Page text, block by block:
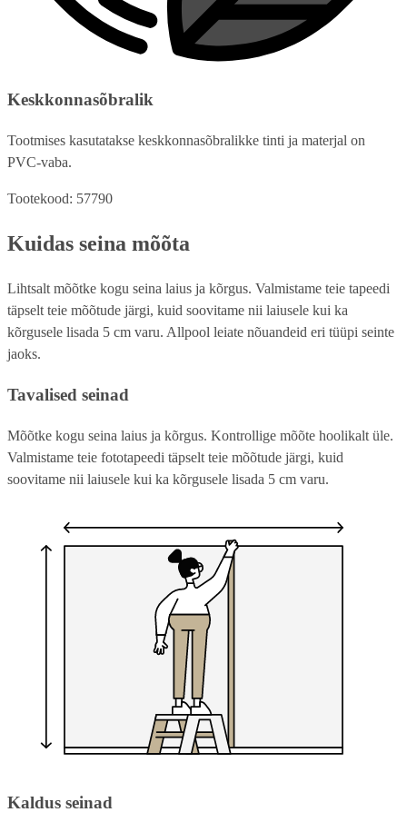
Keskkonnasõbralik
Tootmises kasutatakse keskkonnasõbralikke tinti ja materjal on
PVC-vaba.
Tootekood: 57790
Kuidas seina mõõta
Lihtsalt mõõtke kogu seina laius ja kõrgus. Valmistame teie tapeedi
täpselt teie mõõtude järgi, kuid soovitame nii laiusele kui ka
kõrgusele lisada 5 cm varu. Allpool leiate nõuandeid eri tüüpi seinte
jaoks.
Tavalised seinad
Mõõtke kogu seina laius ja kõrgus. Kontrollige mõõte hoolikalt üle.
Valmistame teie fototapeedi täpselt teie mõõtude järgi, kuid
soovitame nii laiusele kui ka kõrgusele lisada 5 cm varu.
Kaldus seinad